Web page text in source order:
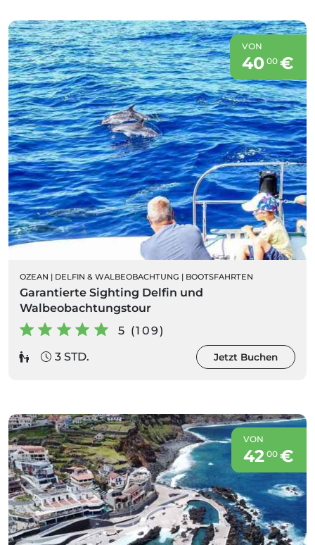
VON
40 00€
OZEAN | DELFIN & WALBEOBACHTUNG | BOOTSFAHRTEN
Garantierte Sighting Delfin und
Walbeobachtungstour
5 (109)
3 STD.
Jetzt Buchen
VON
42 00€